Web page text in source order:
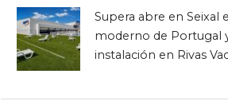
Supera abre en Seixal
moderno de Portugal
instalación en Rivas